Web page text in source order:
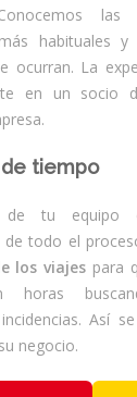
las
habituales
ocurran. La
en un socio
de tiempo
de tu equipo
de todo el
los viajes para
horas
Así
negocio.